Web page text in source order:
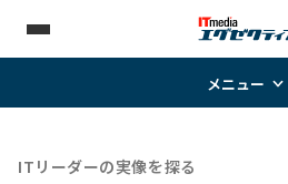
メニュー
ITリーダーの実像を探る